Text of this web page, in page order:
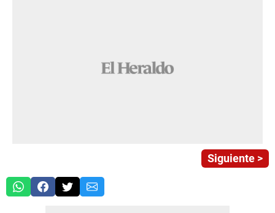
Siguiente >